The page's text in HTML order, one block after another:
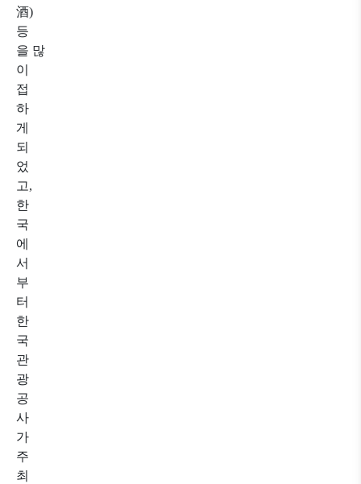
酒)
등
을 많
이
접
하
게
되
었
고,
한
국
에
서
부
터
한
국
관
광
공
사
가
주
최